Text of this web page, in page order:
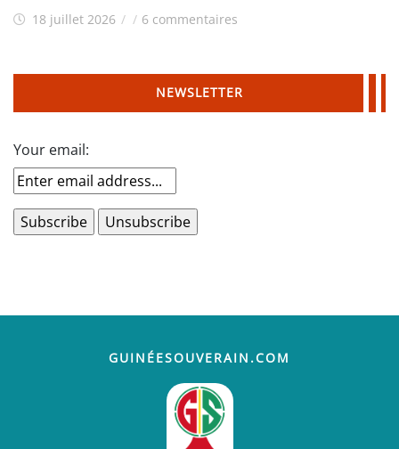
18 juillet 2026 / / 6 commentaires
NEWSLETTER
Your email:
GUINÉESOUVERAIN.COM